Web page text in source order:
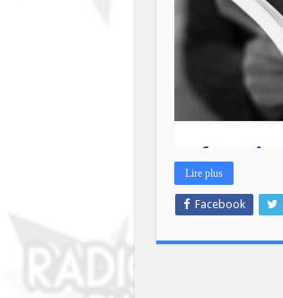
Lire plus
Facebook